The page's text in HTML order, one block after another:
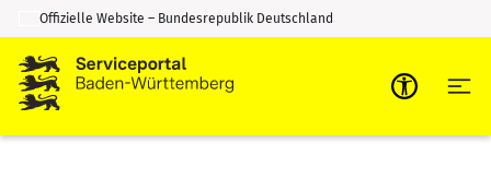
Zum Inhalt springen
Zur Suche springen
Offizielle Website – Bundesrepublik Deutschland